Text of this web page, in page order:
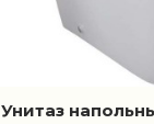
Унитаз